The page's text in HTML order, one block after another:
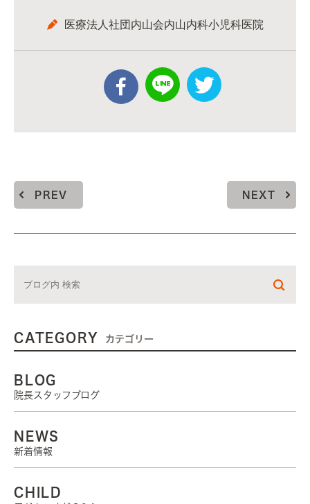
医療法人社団内山会内山内科小児科医院
PREV NEXT
CATEGORY カテゴリー
BLOG
院長スタッフブログ
NEWS
新着情報
CHILD